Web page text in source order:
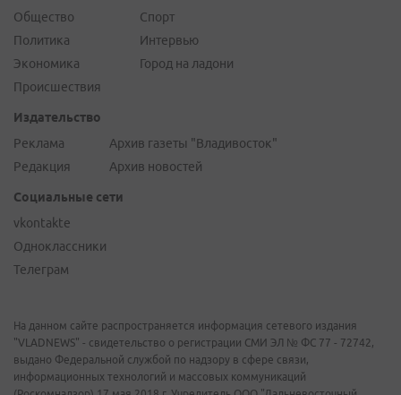
Общество
Политика
Экономика
Происшествия
Спорт
Интервью
Город на ладони
Издательство
Реклама
Редакция
Архив газеты "Владивосток"
Архив новостей
Социальные сети
vkontakte
Одноклассники
Телеграм
На данном сайте распространяется информация сетевого издания
"VLADNEWS" - свидетельство о регистрации СМИ ЭЛ № ФС 77 - 72742,
выдано Федеральной службой по надзору в сфере связи,
информационных технологий и массовых коммуникаций